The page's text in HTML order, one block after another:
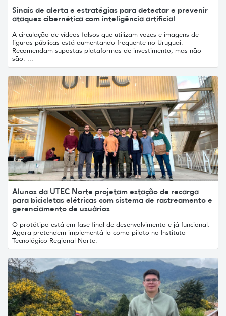
Sinais de alerta e estratégias para detectar e prevenir
ataques cibernética com inteligência artificial
A circulação de vídeos falsos que utilizam vozes e imagens de
figuras públicas está aumentando frequente no Uruguai.
Recomendam supostas plataformas de investimento, mas não
são. ...
Alunos da UTEC Norte projetam estação de recarga
para bicicletas elétricas com sistema de rastreamento e
gerenciamento de usuários
O protótipo está em fase final de desenvolvimento e já funcional.
Agora pretendem implementá-lo como piloto no Instituto
Tecnológico Regional Norte.